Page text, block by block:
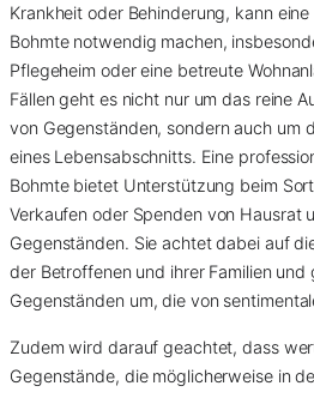
Krankheit oder Behinderung, kann
Bohmte notwendig machen,
Pflegeheim oder eine betreute
Fällen geht es nicht nur um das reine
von Gegenständen, sondern auch um
eines Lebensabschnitts. Eine
Bohmte bietet Unterstützung beim
Verkaufen oder Spenden von Hausrat
Gegenständen. Sie achtet dabei auf
der Betroffenen und ihrer Familien
Gegenständen um, die von
Zudem wird darauf geachtet, dass
Gegenstände, die möglicherweise in